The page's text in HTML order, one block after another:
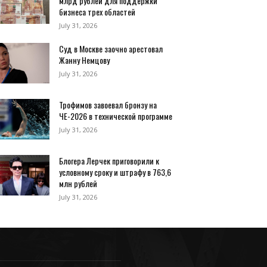
бизнеса трех областей
July 31, 2026
Суд в Москве заочно арестовал
Жанну Немцову
July 31, 2026
Трофимов завоевал бронзу на
ЧЕ-2026 в технической программе
July 31, 2026
Блогера Лерчек приговорили к
условному сроку и штрафу в 763,6
млн рублей
July 31, 2026